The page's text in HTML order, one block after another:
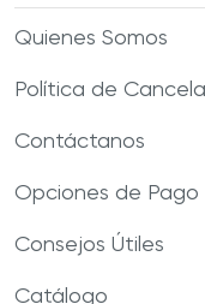
Quienes Somos
Política de
Contáctanos
Opciones de Pago
Consejos Útiles
Catálogo